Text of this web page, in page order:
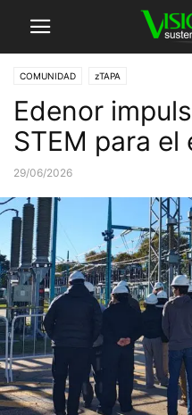
COMUNIDAD zTAPA
Edenor
STEM para el
29/06/2026